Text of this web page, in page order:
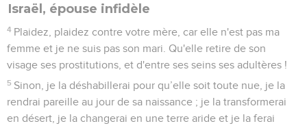
Israël, épouse infidèle
4 Plaidez, plaidez contre votre mère, car elle n'est pas ma
femme et je ne suis pas son mari. Qu'elle retire de son
visage ses prostitutions, et d'entre ses seins ses adultères !
5 Sinon, je la déshabillerai pour qu’elle soit toute nue, je la
rendrai pareille au jour de sa naissance ; je la transformerai
en désert, je la changerai en une terre aride et je la ferai